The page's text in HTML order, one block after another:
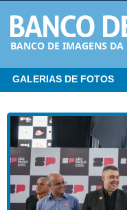
BANCO DE IMAGENS DA
GALERIAS DE FOTOS